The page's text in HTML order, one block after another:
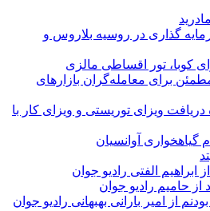
گذاری در روسیه بلاروس و
کوبا، تور اقساطی مالزی
برای معامله‌گران بازارهای
ویزای توریستی و ویزای کار با
گیاهخواری آوانسیان
ابراهیم الفتی رادیو جوان
از حامیم رادیو جوان
از امیر بارانی بهبهانی رادیو جوان